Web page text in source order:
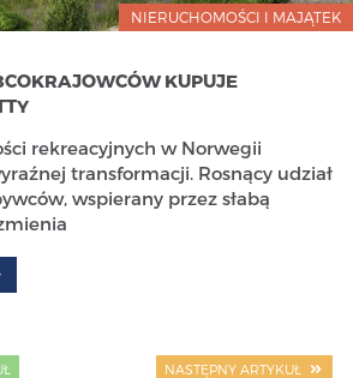
NIERUCHOMOŚCI I MAJĄTEK
KUPUJE
rekreacyjnych w Norwegii
transformacji. Rosnący udział
wspierany przez słabą
NASTĘPNY ARTYKUŁ